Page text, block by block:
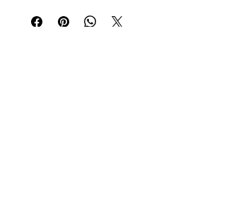
sistema en caso de valores anómalos y